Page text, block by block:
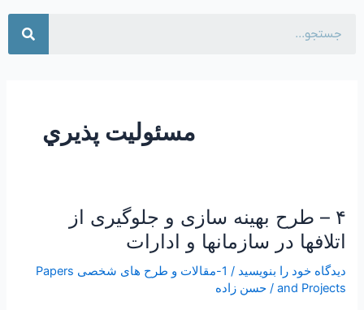
مسئوليت پذيري
۴ – طرح بهینه سازی و جلوگیری از
اتلافها در سازمانها و ادارات
دیدگاه‌ خود را بنویسید /
1-مقالات و طرح های شخصی Papers
and Projects
/حسن زاده
۴
–
طرح
بهینه
سازی